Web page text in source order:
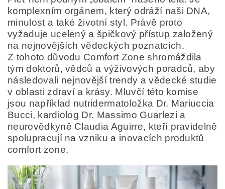
komplexním orgánem, který odráží naši DNA,
minulost a také životní styl. Právě proto
vyžaduje ucelený a špičkový přístup založený
na nejnovějších vědeckých poznatcích.
Z tohoto důvodu Comfort Zone shromáždila
tým doktorů, vědců a výživových poradců, aby
následovali nejnovější trendy a vědecké studie
v oblasti zdraví a krásy. Mluvčí této komise
jsou například nutridermatoložka Dr. Mariuccia
Bucci, kardiolog Dr. Massimo Guarlezi a
neurovědkyně Claudia Aguirre, kteří pravidelně
spolupracují na vzniku a inovacích produktů
comfort zone.